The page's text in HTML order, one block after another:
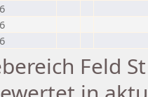
Feld